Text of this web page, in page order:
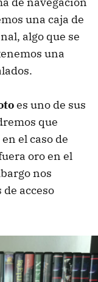
una caja de
algo que se
una
es uno de sus
que
el caso de
oro en el
nos
acceso